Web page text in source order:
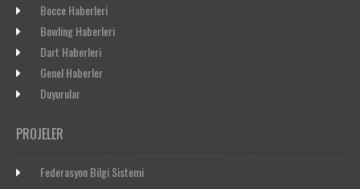
Bocce Haberleri
Bowling Haberleri
Dart Haberleri
Genel Haberler
Duyurular
PROJELER
Federasyon Bilgi Sistemi